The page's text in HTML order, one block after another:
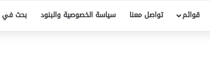
قوائم تواصل معنا سياسة الخصوصية والبنود بحث في